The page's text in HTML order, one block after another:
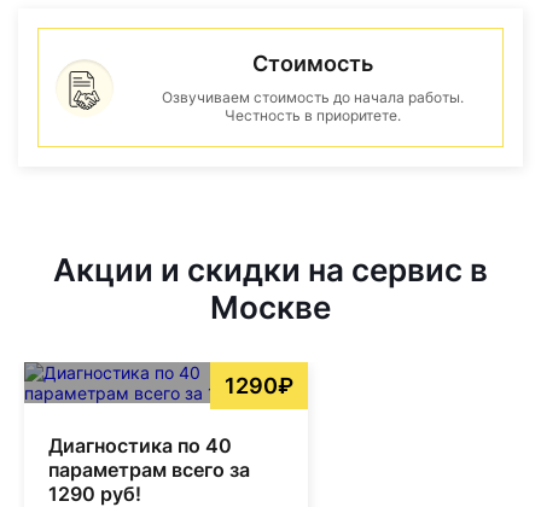
Стоимость
Озвучиваем стоимость до начала работы.
Честность в приоритете.
Акции и скидки на сервис в
Москве
1290₽
Диагностика по 40
параметрам всего за
1290 руб!